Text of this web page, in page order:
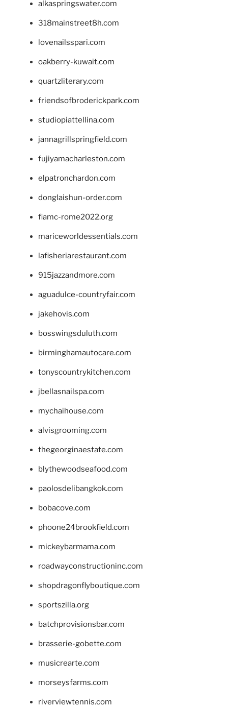
alkaspringswater.com
318mainstreet8h.com
lovenailsspari.com
oakberry-kuwait.com
quartzliterary.com
friendsofbroderickpark.com
studiopiattellina.com
jannagrillspringfield.com
fujiyamacharleston.com
elpatronchardon.com
donglaishun-order.com
fiamc-rome2022.org
mariceworldessentials.com
lafisheriarestaurant.com
915jazzandmore.com
aguadulce-countryfair.com
jakehovis.com
bosswingsduluth.com
birminghamautocare.com
tonyscountrykitchen.com
jbellasnailspa.com
mychaihouse.com
alvisgrooming.com
thegeorginaestate.com
blythewoodseafood.com
paolosdelibangkok.com
bobacove.com
phoone24brookfield.com
mickeybarmama.com
roadwayconstructioninc.com
shopdragonflyboutique.com
sportszilla.org
batchprovisionsbar.com
brasserie-gobette.com
musicrearte.com
morseysfarms.com
riverviewtennis.com